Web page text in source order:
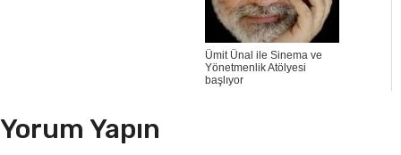
Ümit Ünal ile Sinema ve
Yönetmenlik Atölyesi
başlıyor
Yorum Yapın